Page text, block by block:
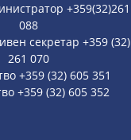
+359(32)261
088
секретар +359 (32)
261 070
+359 (32) 605 351
+359 (32) 605 352